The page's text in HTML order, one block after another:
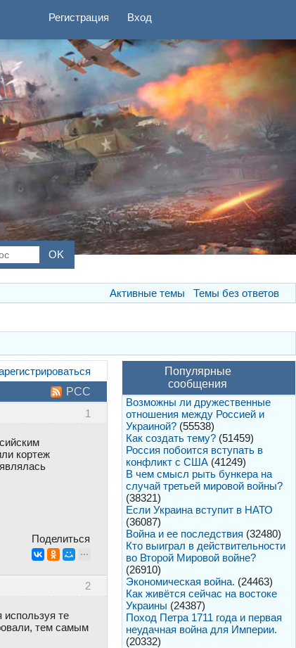
Регистрация Вход
Активные темы Темы без ответов
РСС
1
кортеж
Поделиться
2
используя те
тем самым
Популярные
сообщения
Возможны ли дружественные
отношения между Россией и
Украиной? (55538)
Как создать тему? (51459)
Россия побоится вступать в
конфликт с США (41249)
В чем смысл рыть бункера на
случай третьей мировой войны?
(38321)
Если Украина вступит в НАТО
(36087)
Война и ее последствия (32480)
Кто выиграл в действительности
во Второй Мировой войне?
(26910)
Экономическая война. (24463)
Как живётся сейчас на востоке
Украины (24387)
Поход Петра 1711 года и первая
неудачная война для Империи.
(20332)